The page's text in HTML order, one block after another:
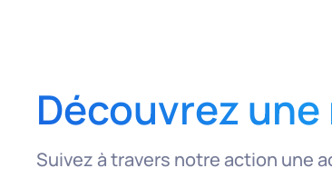
Découvrez
Suivez à travers notre action une